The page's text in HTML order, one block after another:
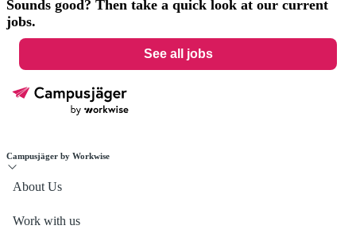
Sounds good? Then take a quick look at our current
jobs.
See all jobs
Campusjäger by Workwise
About Us
Work with us